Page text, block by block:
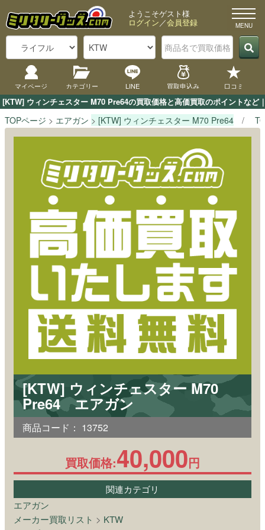
[KTW] ウィンチェスター M70 Pre64の買取価格と高価買取のポイントな
ようこそゲスト様
ログイン／会員登録
マイページ カテゴリー LINE 買取申込み 口コミ
TOPページ エアガン [KTW] ウィンチェスター M70 Pre64
[KTW] ウィンチェスター M70
Pre64 エアガン
商品コード： 13752
買取価格:40,000円
関連カテゴリ
エアガン
メーカー買取リスト > KTW